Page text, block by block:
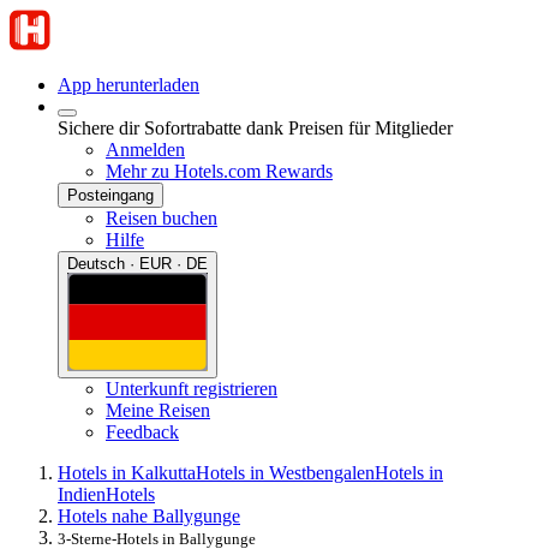
App herunterladen
Sichere dir Sofortrabatte dank Preisen für Mitglieder
Anmelden
Mehr zu Hotels.com Rewards
Posteingang
Reisen buchen
Hilfe
Deutsch · EUR · DE
Unterkunft registrieren
Meine Reisen
Feedback
Hotels in KalkuttaHotels in WestbengalenHotels in
IndienHotels
Hotels nahe Ballygunge
3-Sterne-Hotels in Ballygunge